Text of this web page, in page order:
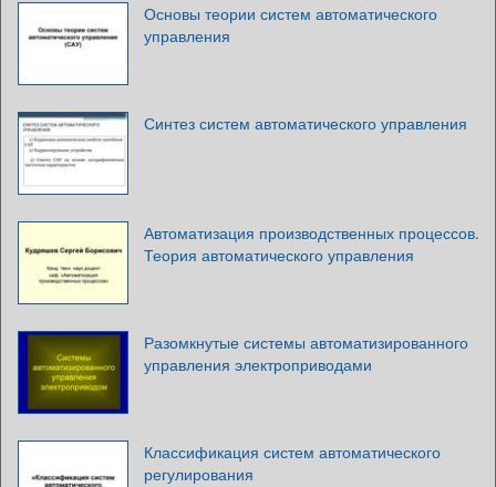
Основы теории систем автоматического
управления
Синтез систем автоматического управления
Автоматизация производственных процессов.
Теория автоматического управления
Разомкнутые системы автоматизированного
управления электроприводами
Классификация систем автоматического
регулирования